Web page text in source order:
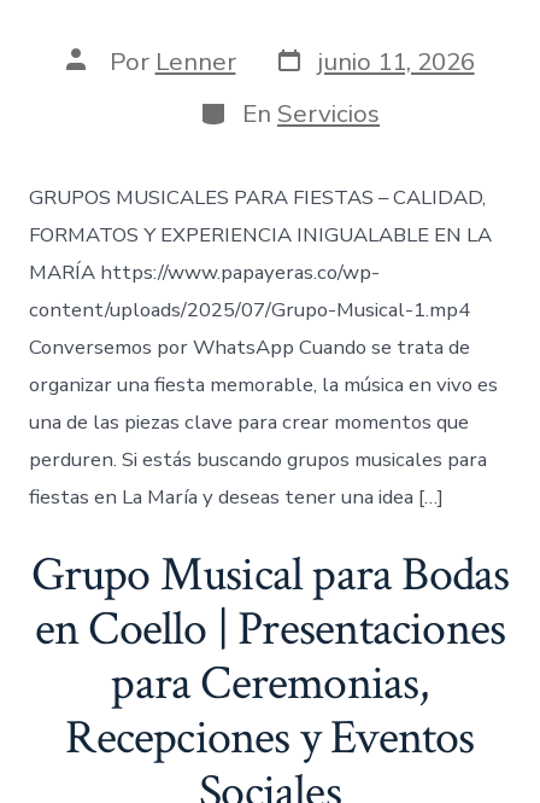
AutorPor Lenner Fecha
de
publicación
junio 11, 2026
Categorías
En Servicios
GRUPOS MUSICALES PARA FIESTAS – CALIDAD,
FORMATOS Y EXPERIENCIA INIGUALABLE EN LA
MARÍA https://www.papayeras.co/wp-
content/uploads/2025/07/Grupo-Musical-1.mp4
Conversemos por WhatsApp Cuando se trata de
organizar una fiesta memorable, la música en vivo es
una de las piezas clave para crear momentos que
perduren. Si estás buscando grupos musicales para
fiestas en La María y deseas tener una idea […]
Grupo Musical para Bodas
en Coello | Presentaciones
para Ceremonias,
Recepciones y Eventos